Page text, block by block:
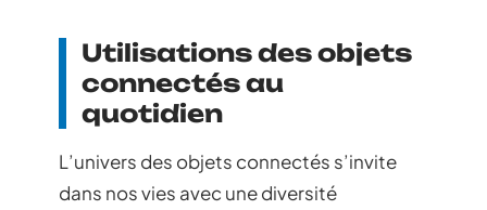
Utilisations des objets
connectés au
quotidien
L’univers des objets connectés s’invite
dans nos vies avec une diversité